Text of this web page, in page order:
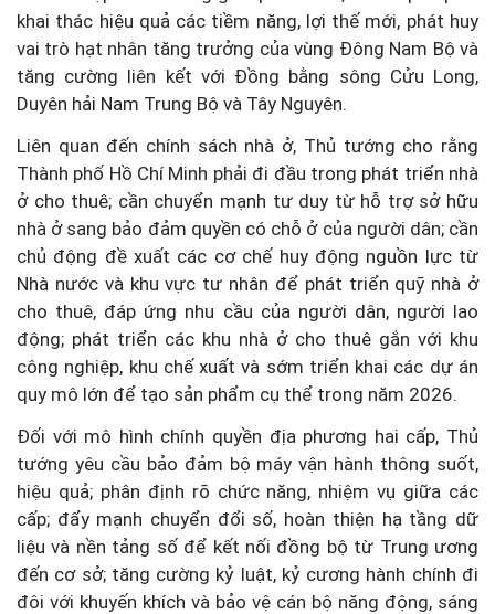
khai thác hiệu quả các tiềm năng, lợi thế mới, phát huy
vai trò hạt nhân tăng trưởng của vùng Đông Nam Bộ và
tăng cường liên kết với Đồng bằng sông Cửu Long,
Duyên hải Nam Trung Bộ và Tây Nguyên.
Liên quan đến chính sách nhà ở, Thủ tướng cho rằng
Thành phố Hồ Chí Minh phải đi đầu trong phát triển nhà
ở cho thuê; cần chuyển mạnh tư duy từ hỗ trợ sở hữu
nhà ở sang bảo đảm quyền có chỗ ở của người dân; cần
chủ động đề xuất các cơ chế huy động nguồn lực từ
Nhà nước và khu vực tư nhân để phát triển quỹ nhà ở
cho thuê, đáp ứng nhu cầu của người dân, người lao
động; phát triển các khu nhà ở cho thuê gắn với khu
công nghiệp, khu chế xuất và sớm triển khai các dự án
quy mô lớn để tạo sản phẩm cụ thể trong năm 2026.
Đối với mô hình chính quyền địa phương hai cấp, Thủ
tướng yêu cầu bảo đảm bộ máy vận hành thông suốt,
hiệu quả; phân định rõ chức năng, nhiệm vụ giữa các
cấp; đẩy mạnh chuyển đổi số, hoàn thiện hạ tầng dữ
liệu và nền tảng số để kết nối đồng bộ từ Trung ương
đến cơ sở; tăng cường kỷ luật, kỷ cương hành chính đi
đôi với khuyến khích và bảo vệ cán bộ năng động, sáng